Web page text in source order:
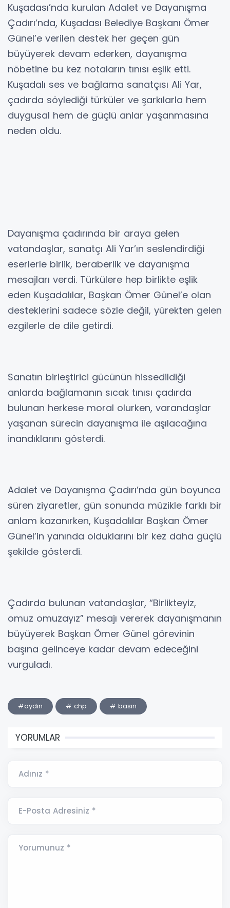
Kuşadası’nda kurulan Adalet ve Dayanışma
Çadırı’nda, Kuşadası Belediye Başkanı Ömer
Günel’e verilen destek her geçen gün
büyüyerek devam ederken, dayanışma
nöbetine bu kez notaların tınısı eşlik etti.
Kuşadalı ses ve bağlama sanatçısı Ali Yar,
çadırda söylediği türküler ve şarkılarla hem
duygusal hem de güçlü anlar yaşanmasına
neden oldu.
Dayanışma çadırında bir araya gelen
vatandaşlar, sanatçı Ali Yar’ın seslendirdiği
eserlerle birlik, beraberlik ve dayanışma
mesajları verdi. Türkülere hep birlikte eşlik
eden Kuşadalılar, Başkan Ömer Günel’e olan
desteklerini sadece sözle değil, yürekten gelen
ezgilerle de dile getirdi.
Sanatın birleştirici gücünün hissedildiği
anlarda bağlamanın sıcak tınısı çadırda
bulunan herkese moral olurken, varandaşlar
yaşanan sürecin dayanışma ile aşılacağına
inandıklarını gösterdi.
Adalet ve Dayanışma Çadırı’nda gün boyunca
süren ziyaretler, gün sonunda müzikle farklı bir
anlam kazanırken, Kuşadalılar Başkan Ömer
Günel’in yanında olduklarını bir kez daha güçlü
şekilde gösterdi.
Çadırda bulunan vatandaşlar, “Birlikteyiz,
omuz omuzayız” mesajı vererek dayanışmanın
büyüyerek Başkan Ömer Günel görevinin
başına gelinceye kadar devam edeceğini
vurguladı.
#aydın # chp # basın
YORUMLAR
Adınız *
E-Posta Adresiniz *
Yorumunuz *